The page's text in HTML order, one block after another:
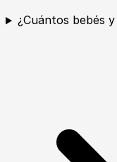
¿Cuántos bebés